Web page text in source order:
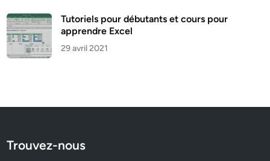
Tutoriels pour débutants et cours pour
apprendre Excel
29 avril 2021
Trouvez-nous